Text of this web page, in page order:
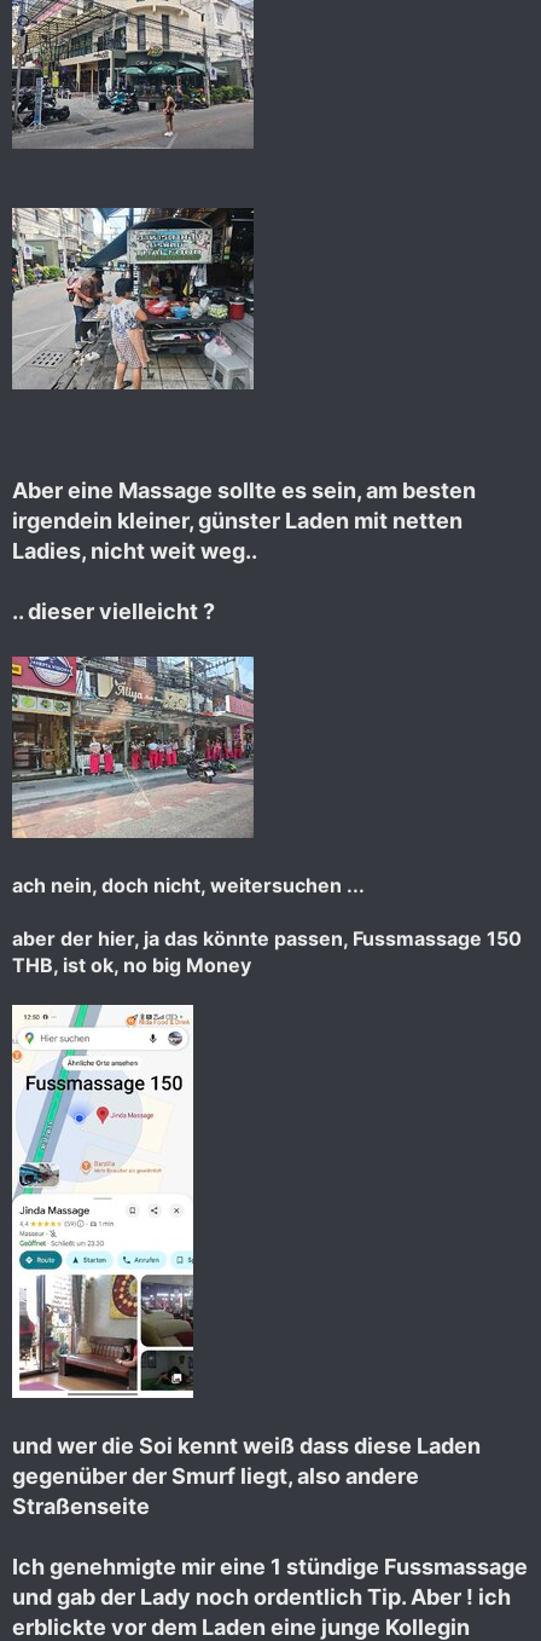
Aber eine Massage sollte es sein, am besten
irgendein kleiner, günster Laden mit netten
Ladies, nicht weit weg..
.. dieser vielleicht ?
ach nein, doch nicht, weitersuchen ...
aber der hier, ja das könnte passen, Fussmassage 150
THB, ist ok, no big Money
und wer die Soi kennt weiß dass diese Laden
gegenüber der Smurf liegt, also andere
Straßenseite
Ich genehmigte mir eine 1 stündige Fussmassage
und gab der Lady noch ordentlich Tip. Aber ! ich
erblickte vor dem Laden eine junge Kollegin